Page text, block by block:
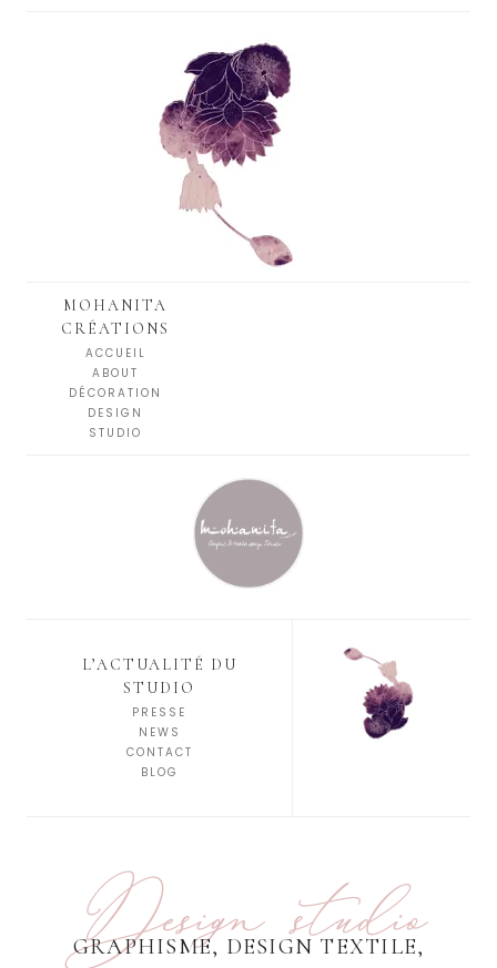
MOHANITA
CRÉATIONS
ACCUEIL
ABOUT
DÉCORATION
DESIGN
STUDIO
L’ACTUALITÉ DU
STUDIO
PRESSE
NEWS
CONTACT
BLOG
Design studio
GRAPHISME, DESIGN TEXTILE,